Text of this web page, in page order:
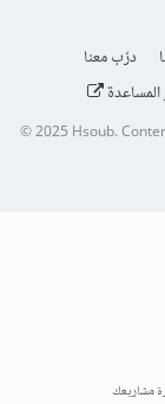
درّب معنا
© 2025Hsoub.